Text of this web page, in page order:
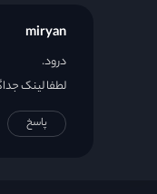
miryan
درود.
لطفا لینک
پاسخ